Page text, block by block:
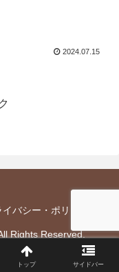
2024.07.15
イバシー・ポリシー
Rights Reserved.
トップ サイドバー